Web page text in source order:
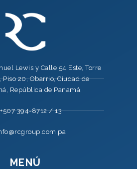
Lewis y Calle 54 Este, Torre
Piso 20, Obarrio, Ciudad de
República de Panamá.
+507 394-8712 / 13
MENÚ